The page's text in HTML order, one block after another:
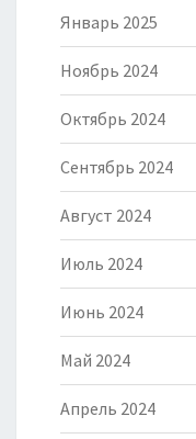
Январь 2025
Ноябрь 2024
Октябрь 2024
Сентябрь 2024
Август 2024
Июль 2024
Июнь 2024
Май 2024
Апрель 2024